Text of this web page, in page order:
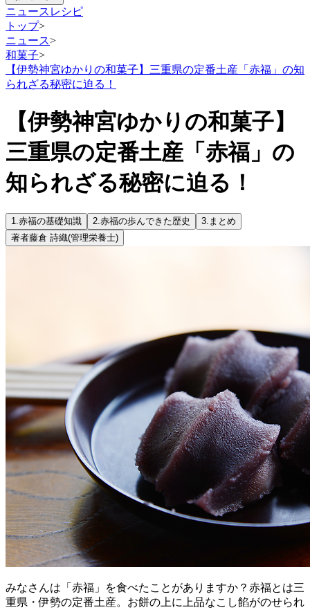
ニュース レシピ
トップ>
ニュース>
和菓子>
【伊勢神宮ゆかりの和菓子】三重県の定番土産「赤福」の知
られざる秘密に迫る！
【伊勢神宮ゆかりの和菓子】
三重県の定番土産「赤福」の
知られざる秘密に迫る！
1.赤福の基礎知識 2.赤福の歩んできた歴史 3. まとめ
著者藤倉 詩織(管理栄養士)
みなさんは「赤福」を食べたことがありますか？赤福とは三
重県・伊勢の定番土産。お餅の上に上品なこし餡がのせられ